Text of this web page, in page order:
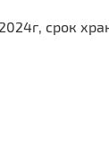
срок